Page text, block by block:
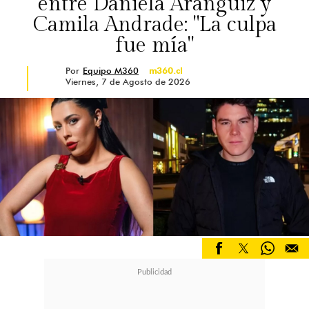
Lejos de guardar silencio, Ballero
respondió defendiendo su postura y
aseguró que la decisión había sido
conversada previamente con sus
hijos.
"Nosotros acordamos con los niños
Camila Andrade: "La culpa
fue mía"
Por Equipo M360
m360.cl
Viernes, 7 de Agosto de 2026